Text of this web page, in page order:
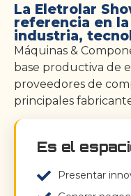
La Eletrolar
referencia en
industria,
Máquinas &
base productiva de
proveedores de
principales
Es el
Presentar